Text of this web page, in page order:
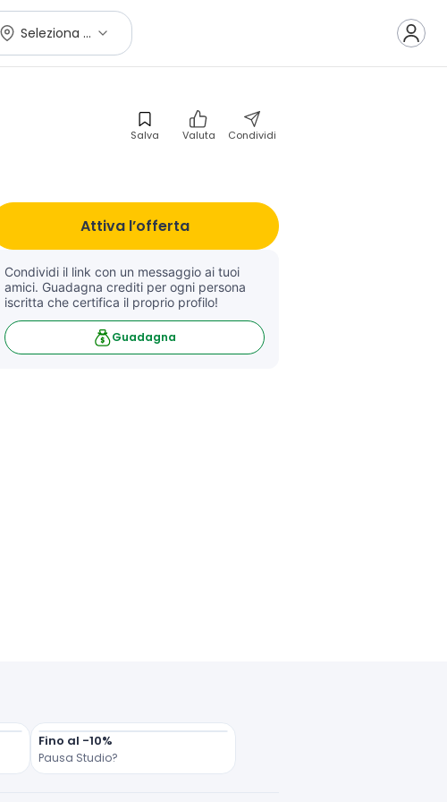
Seleziona città
Salva Valuta Condividi
Attiva l’offerta
Condividi il link con un messaggio ai tuoi
amici. Guadagna crediti per ogni persona
iscritta che certifica il proprio profilo!
Guadagna
Fino al -10%
Pausa Studio?